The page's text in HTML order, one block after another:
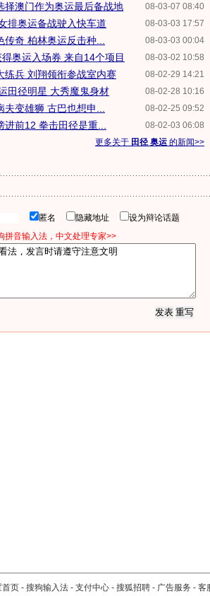
08-03-07 08:40
择澳门作为奥运最后备战地
08-03-03 17:57
排奥运备战驶入快车道
08-03-03 00:04
奇 柏林奥运反击种...
08-03-02 10:58
奥运入场券 来自14个项目
08-02-29 14:21
练兵 刘翔领衔参战室内赛
08-02-28 10:16
田径明星 大秀魔鬼身材
08-02-25 09:52
变雄狮 古巴也想申...
08-02-03 06:08
前12 拳击田径是重...
更多关于 田径 奥运 的新闻>>
匿名 隐藏地址
设为辩论话题
拼音输入法，中文处理专家>>
首页 - 搜狗输入法 - 支付中心 - 搜狐招聘 - 广告服务 - 客